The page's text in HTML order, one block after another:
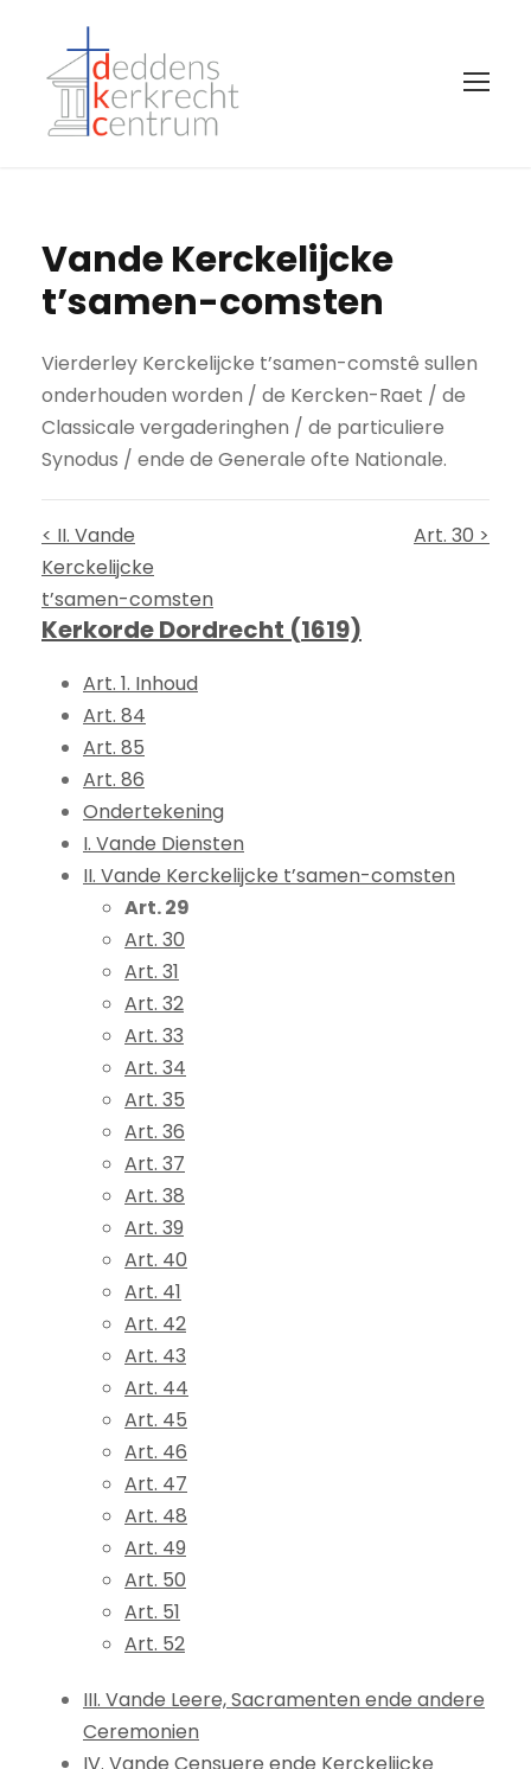
Vande Kerckelijcke
t’samen-comsten
Vierderley Kerckelijcke t’samen-comstê sullen
onderhouden worden / de Kercken-Raet / de
Classicale vergaderinghen / de particuliere
Synodus / ende de Generale ofte Nationale.
< II. Vande
Kerckelijcke
t’samen-comsten
Art. 30 >
Kerkorde Dordrecht (1619)
Art. 1. Inhoud
Art. 84
Art. 85
Art. 86
Ondertekening
I. Vande Diensten
II. Vande Kerckelijcke t’samen-comsten
Art. 29
Art. 30
Art. 31
Art. 32
Art. 33
Art. 34
Art. 35
Art. 36
Art. 37
Art. 38
Art. 39
Art. 40
Art. 41
Art. 42
Art. 43
Art. 44
Art. 45
Art. 46
Art. 47
Art. 48
Art. 49
Art. 50
Art. 51
Art. 52
III. Vande Leere, Sacramenten ende andere
Ceremonien
IV. Vande Censuere ende Kerckelijcke